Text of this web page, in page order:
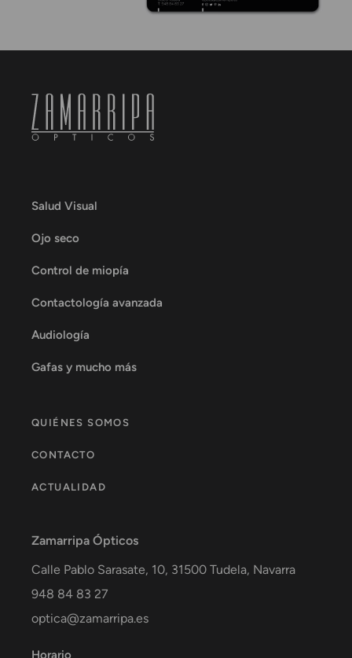
Salud Visual
Ojo seco
Control de miopía
Contactología avanzada
Audiología
Gafas y mucho más
QUIÉNES SOMOS
CONTACTO
ACTUALIDAD
Zamarripa Ópticos
Calle Pablo Sarasate, 10, 31500 Tudela, Navarra
948 84 83 27
optica@zamarripa.es
Horario